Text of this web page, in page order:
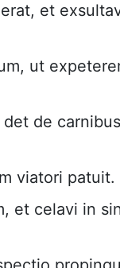
et
ut
de
viatori patuit.
et celavi in